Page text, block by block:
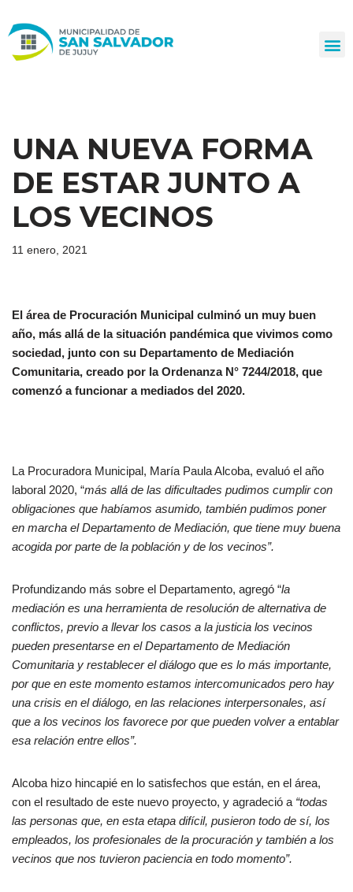
al
UNA NUEVA FORMA
DE ESTAR JUNTO A
LOS VECINOS
11 enero, 2021
El área de Procuración Municipal culminó un muy buen
año, más allá de la situación pandémica que vivimos como
sociedad, junto con su Departamento de Mediación
Comunitaria, creado por la Ordenanza N° 7244/2018, que
comenzó a funcionar a mediados del 2020.
La Procuradora Municipal, María Paula Alcoba, evaluó el año
laboral 2020, “más allá de las dificultades pudimos cumplir con
obligaciones que habíamos asumido, también pudimos poner
en marcha el Departamento de Mediación, que tiene muy buena
acogida por parte de la población y de los vecinos”.
Profundizando más sobre el Departamento, agregó “la
mediación es una herramienta de resolución de alternativa de
conflictos, previo a llevar los casos a la justicia los vecinos
pueden presentarse en el Departamento de Mediación
Comunitaria y restablecer el diálogo que es lo más importante,
por que en este momento estamos intercomunicados pero hay
una crisis en el diálogo, en las relaciones interpersonales, así
que a los vecinos los favorece por que pueden volver a entablar
esa relación entre ellos”.
Alcoba hizo hincapié en lo satisfechos que están, en el área,
con el resultado de este nuevo proyecto, y agradeció a “todas
las personas que, en esta etapa difícil, pusieron todo de sí, los
empleados, los profesionales de la procuración y también a los
vecinos que nos tuvieron paciencia en todo momento”.